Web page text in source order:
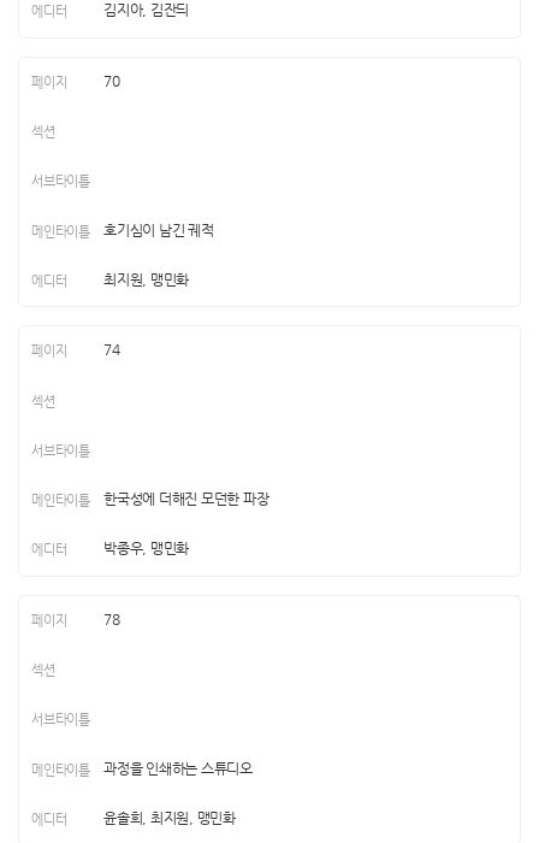
김지아, 김잔듸
70
호기심이 남긴 궤적
최지원, 맹민화
74
한국성에 더해진 모던한 파장
박종우, 맹민화
78
과정을 인쇄하는 스튜디오
윤솔희, 최지원, 맹민화